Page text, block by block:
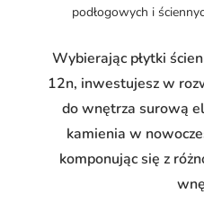
podłogowych i
Wybierając płytki
12n, inwestujesz w
do wnętrza surową
kamienia w
komponując się z